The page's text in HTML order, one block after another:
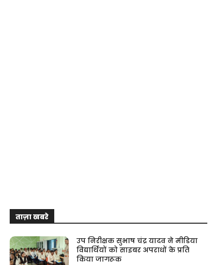
ताज़ा खबरे
उप निरीक्षक सुभाष चंद्र यादव ने मीडिया
विद्यार्थियों को साइबर अपराधों के प्रति
किया जागरूक